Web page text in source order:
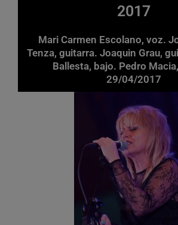
2017
Mari Carmen Escolano, voz.
Tenza, guitarra. Joaquin Grau,
Ballesta, bajo. Pedro
29/04/2017